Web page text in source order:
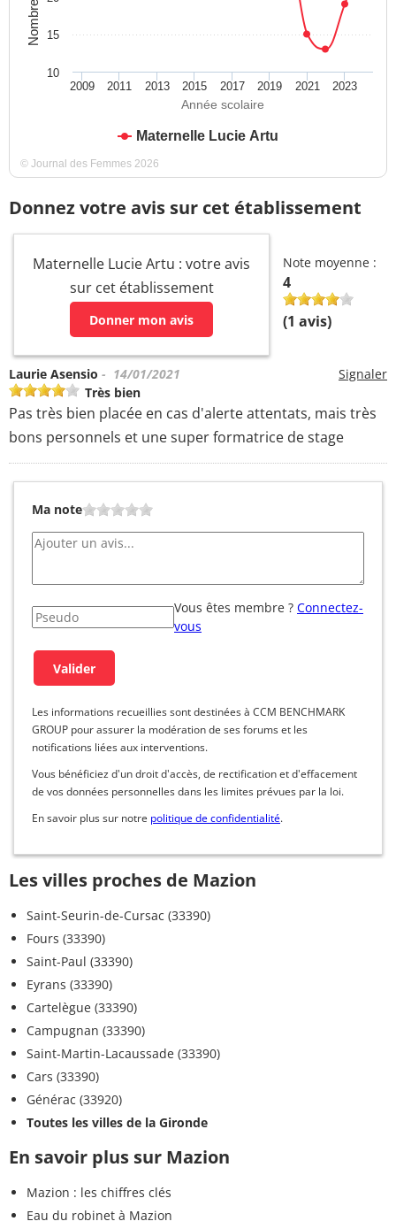
Année scolaire
Maternelle Lucie Artu
2009 2011 2013 2015 2017 2019 2021 2023
10
15
© Journal des Femmes 2026
Donnez votre avis sur cet établissement
Maternelle Lucie Artu : votre avis
sur cet établissement
Donner mon avis
Note moyenne :
4
(1 avis)
Signaler
Laurie Asensio - 14/01/2021
Très bien
Pas très bien placée en cas d'alerte attentats, mais très
bons personnels et une super formatrice de stage
Ma note
Vous êtes membre ? Connectez-
vous
Les informations recueillies sont destinées à CCM BENCHMARK
GROUP pour assurer la modération de ses forums et les
notifications liées aux interventions.
Vous bénéficiez d'un droit d'accès, de rectification et d'effacement
de vos données personnelles dans les limites prévues par la loi.
En savoir plus sur notre politique de confidentialité.
Les villes proches de Mazion
Saint-Seurin-de-Cursac (33390)
Fours (33390)
Saint-Paul (33390)
Eyrans (33390)
Cartelègue (33390)
Campugnan (33390)
Saint-Martin-Lacaussade (33390)
Cars (33390)
Générac (33920)
Toutes les villes de la Gironde
En savoir plus sur Mazion
Mazion : les chiffres clés
Eau du robinet à Mazion